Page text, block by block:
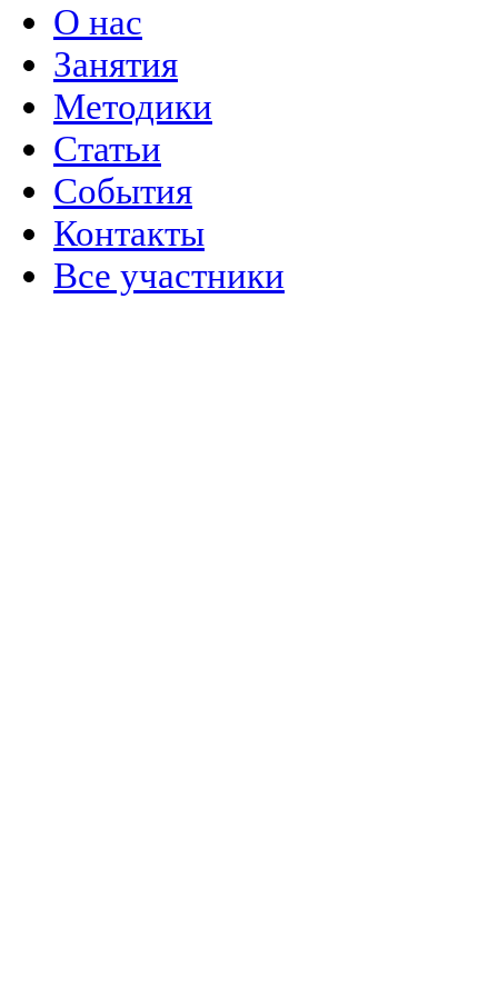
О нас
Занятия
Методики
Статьи
События
Контакты
Все участники